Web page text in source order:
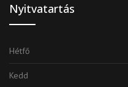
Nyitvatartás
Hétfő
Kedd